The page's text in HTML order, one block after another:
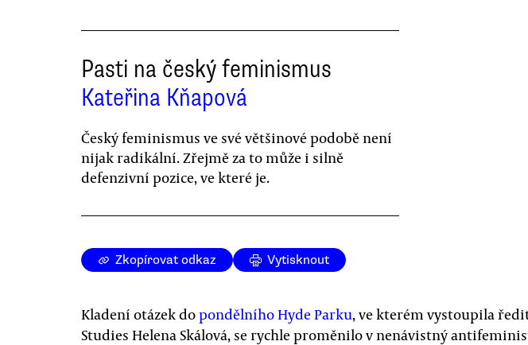
Pasti na český feminismus
Kateřina Kňapová
Český feminismus ve své většinové podobě není
nijak radikální. Zřejmě za to může i silně
defenzivní pozice, ve které je.
Zkopírovat odkaz Vytisknout
Kladení otázek dopondělního Hyde Parku, ve kterém vystoupila
Studies Helena Skálová, se rychle proměnilo v nenávistný